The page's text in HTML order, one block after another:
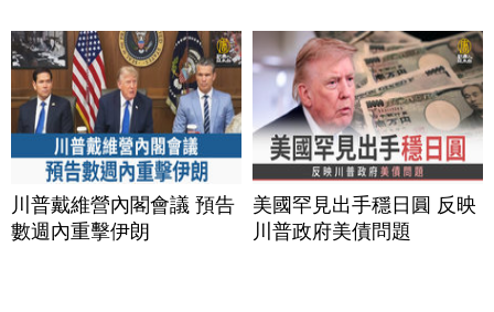
川普戴維營內閣會議 預告
數週內重擊伊朗
美國罕見出手穩日圓 反映
川普政府美債問題